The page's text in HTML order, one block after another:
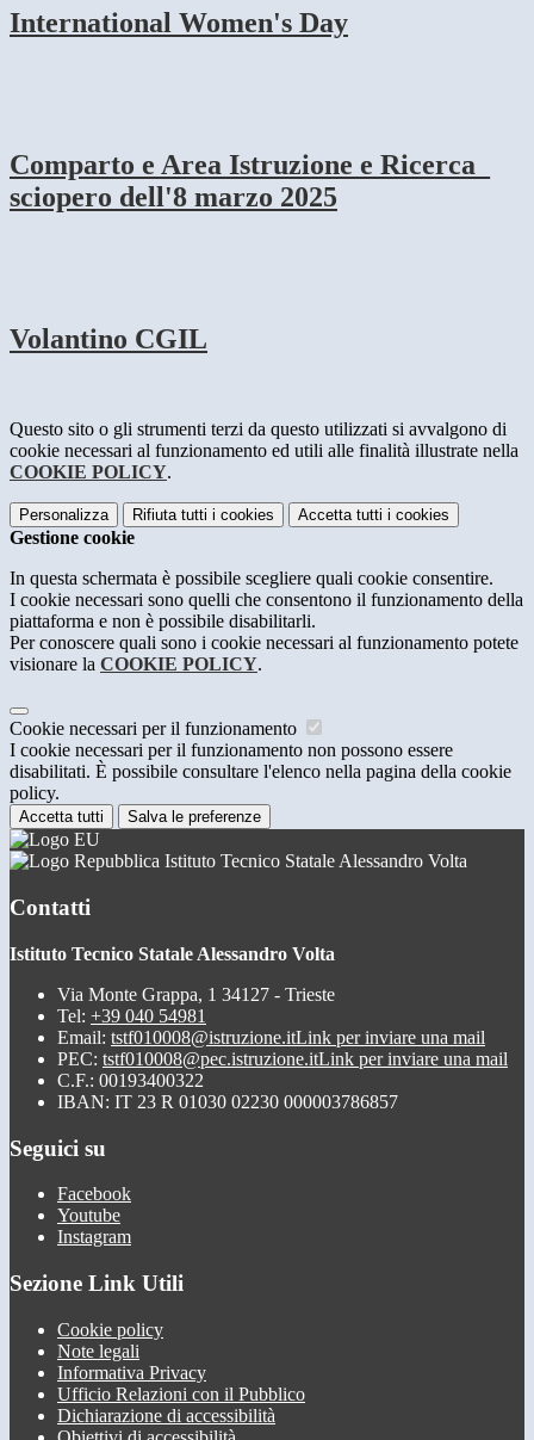
International Women's Day
Comparto e Area Istruzione e Ricerca_
sciopero dell'8 marzo 2025
Volantino CGIL
Questo sito o gli strumenti terzi da questo utilizzati si avvalgono di
cookie necessari al funzionamento ed utili alle finalità illustrate nella
COOKIE POLICY.
Personalizza Rifiuta tutti i cookies Accetta tutti i cookies
Gestione cookie
In questa schermata è possibile scegliere quali cookie consentire.
I cookie necessari sono quelli che consentono il funzionamento della
piattaforma e non è possibile disabilitarli.
Per conoscere quali sono i cookie necessari al funzionamento potete
visionare la COOKIE POLICY.
Cookie necessari per il funzionamento
I cookie necessari per il funzionamento non possono essere
disabilitati. È possibile consultare l'elenco nella pagina della cookie
policy.
Accetta tutti Salva le preferenze
Istituto Tecnico Statale Alessandro Volta
Contatti
Istituto Tecnico Statale Alessandro Volta
Via Monte Grappa, 1 34127 - Trieste
Tel: +39 040 54981
Email: tstf010008@istruzione.itLink per inviare una mail
PEC: tstf010008@pec.istruzione.itLink per inviare una mail
C.F.: 00193400322
IBAN: IT 23 R 01030 02230 000003786857
Seguici su
Facebook
Youtube
Instagram
Sezione Link Utili
Cookie policy
Note legali
Informativa Privacy
Ufficio Relazioni con il Pubblico
Dichiarazione di accessibilità